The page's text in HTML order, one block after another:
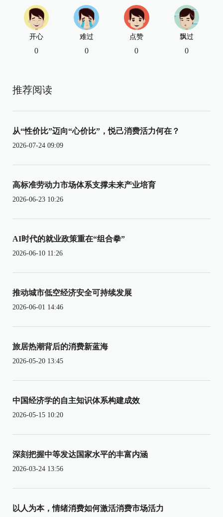
开心
0
难过
0
点赞
0
飘过
0
推荐阅读
从“性价比”迈向“心价比”，悦己消费活力何在？
2026-07-24 09:09
高标准劳动力市场体系支撑未来产业培育
2026-06-23 10:26
AI时代的就业政策重在“组合拳”
2026-06-10 11:26
推动城市低空经济安全可持续发展
2026-06-01 14:46
旅居热潮背后的消费新蓝海
2026-05-20 13:45
中国经济学的自主知识体系构建成效
2026-05-15 10:20
深刻把握中等发达国家水平的丰富内涵
2026-03-24 13:56
以人为本，情绪消费如何激活消费市场活力